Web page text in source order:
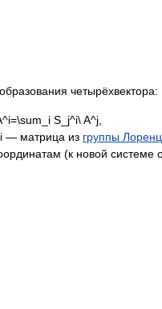
четырёхвектора:
— матрица из группы
(к новой системе